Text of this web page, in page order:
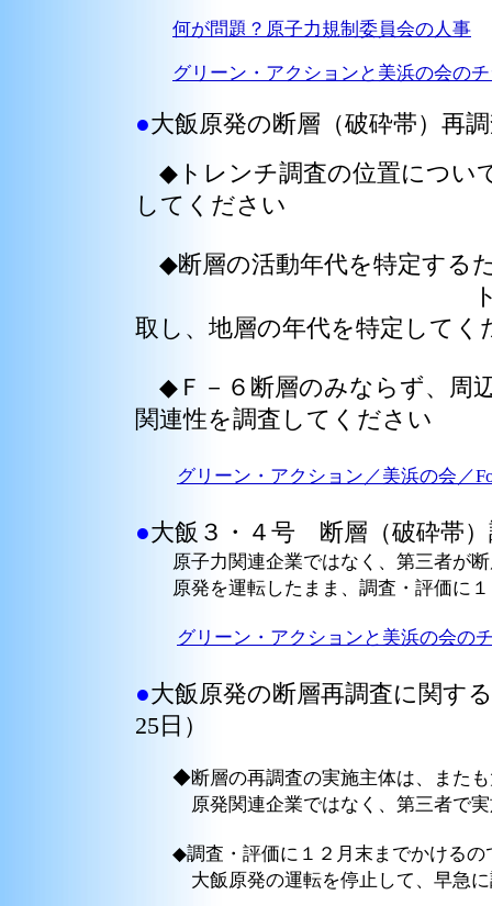
何が問題？原子力規制委員会の人事
グリーン・アクションと美浜の会の
●大飯原発の断層（破砕帯）再
◆トレンチ調査の位置につい
してください
◆断層の活動年代を特定する
トレンチ調査の
取し、地層の年代を特定してく
◆Ｆ－６断層のみならず、周
関連性を調査してください
グリーン・アクション／美浜の会／
●大飯３・４号 断層（破砕帯
原子力関連企業ではなく、第三者が断
原発を運転したまま、調査・評価に１
グリーン・アクションと美浜の会の
●大飯原発の断層再調査に関す
25日）
◆断層の再調査の実施主体は、またも
原発関連企業ではなく、第三者で実
◆調査・評価に１２月末までかけるの
大飯原発の運転を停止して、早急に